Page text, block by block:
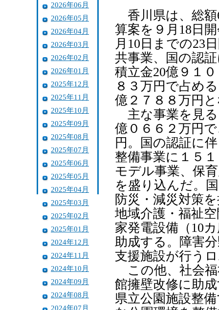
2026年06月
2026年05月
2026年04月
2026年03月
2026年02月
2026年01月
2025年12月
2025年11月
2025年10月
2025年09月
2025年08月
2025年07月
2025年06月
2025年05月
2025年04月
2025年03月
2025年02月
2025年01月
2024年12月
2024年11月
2024年10月
2024年09月
2024年08月
2024年07月
香川県は、総額
算案を９月18日
月10日までの23
共事業、国の認
積立金20億９１
８３万円で占め
億２７８８万円
主な事業を見る
億０６６２万円
円。国の認証に
整備事業に１５
モデル事業、保
を盛り込んだ。
防災・減災対策
地域介護・福祉
家発電設備（10
助成する。障害
支援施設が行う
この他、社会福
館擁壁改修に助
県立公園施設整